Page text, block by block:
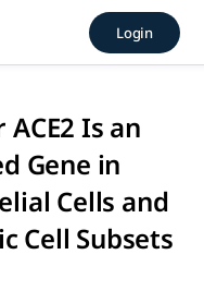
exploit species-
Login
ACE2 Is an
Gene in
Cells and
Cell Subsets